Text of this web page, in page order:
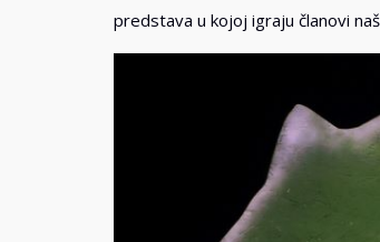
predstava u kojoj igraju članovi